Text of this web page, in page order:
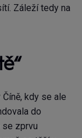
Záleží tedy na
kdy se ale
do
se zprvu